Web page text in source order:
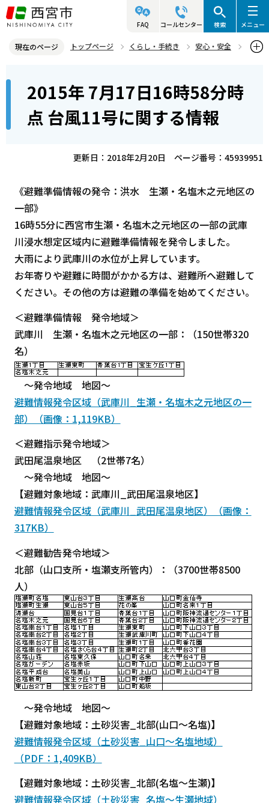
こ
の
ジ
頭
FAQ コールセンター 検索 メニュー
現在のページ トップページ くらし・手続き
安心・安全
2015年度
台風11号に関する情報
2015年 7月17日16時58分時点 台風11号に関する情報
2015年 7月17日16時58分時
点 台風11号に関する情報
更新日：2018年2月20日 ページ番号：45939951
《避難準備情報の発令：洪水 生瀬・名塩木之元地区の
一部》
16時55分に西宮市生瀬・名塩木之元地区の一部の武庫
川浸水想定区域内に避難準備情報を発令しました。
大雨により武庫川の水位が上昇しています。
お年寄りや避難に時間がかかる方は、避難所へ避難して
ください。その他の方は避難の準備を始めてください。
＜避難準備情報 発令地域＞
武庫川 生瀬・名塩木之元地区の一部：（150世帯320
名）
～発令地域 地図～
避難情報発令区域（武庫川_生瀬・名塩木之元地区の一
部）（画像：1,119KB）
＜避難指示発令地域＞
武田尾温泉地区 （2世帯7名）
～発令地域 地図～
【避難対象地域：武庫川_武田尾温泉地区】
避難情報発令区域（武庫川_武田尾温泉地区）（画像：
317KB）
＜避難勧告発令地域＞
北部（山口支所・塩瀬支所管内）：（3700世帯8500
人）
～発令地域 地図～
【避難対象地域：土砂災害_北部(山口～名塩)】
避難情報発令区域（土砂災害_山口～名塩地域）
（PDF：1,409KB）
【避難対象地域：土砂災害_北部(名塩～生瀬)】
避難情報発令区域（土砂災害_名塩～生瀬地域）